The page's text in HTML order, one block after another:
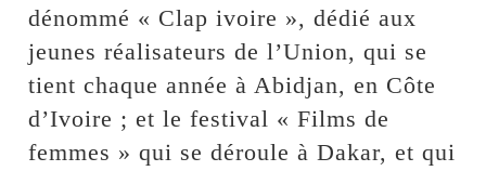
dénommé « Clap ivoire », dédié aux
jeunes réalisateurs de l’Union, qui se
tient chaque année à Abidjan, en Côte
d’Ivoire ; et le festival « Films de
femmes » qui se déroule à Dakar, et qui